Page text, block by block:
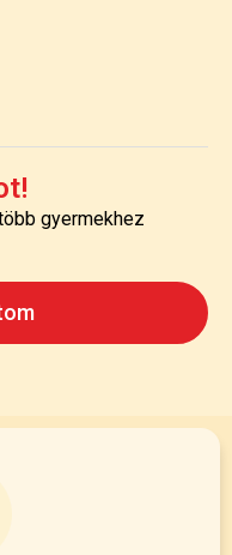
gyermekhez